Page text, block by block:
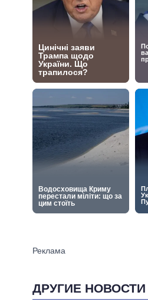
ДРУГИЕ